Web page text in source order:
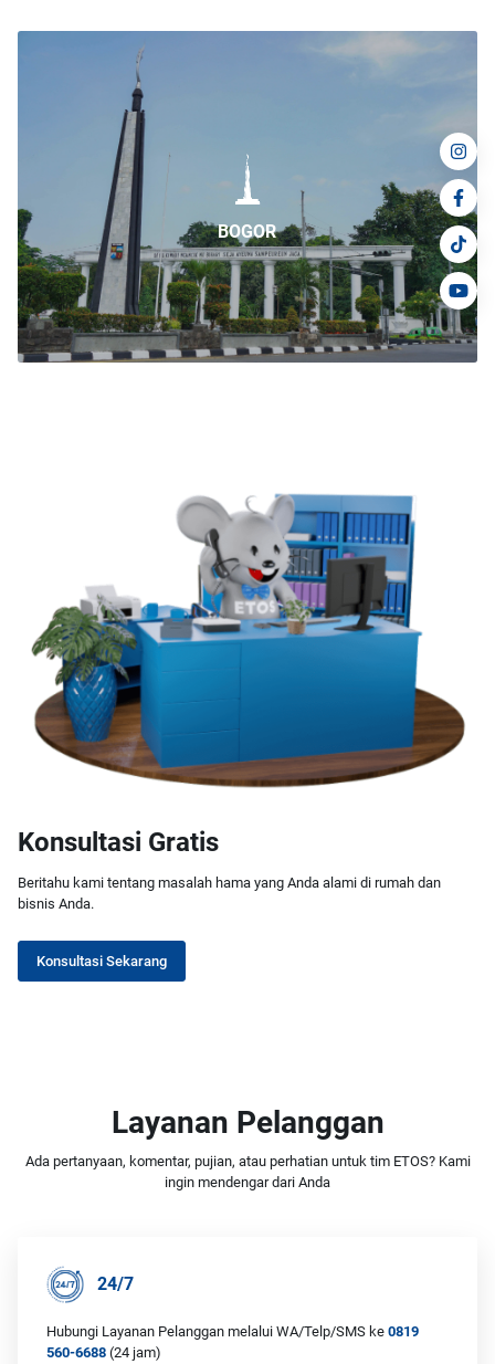
BOGOR
Konsultasi Gratis
Beritahu kami tentang masalah hama yang Anda alami di rumah dan
bisnis Anda.
Konsultasi Sekarang
Layanan Pelanggan
Ada pertanyaan, komentar, pujian, atau perhatian untuk tim ETOS? Kami
ingin mendengar dari Anda
24/7
Hubungi Layanan Pelanggan melalui WA/Telp/SMS ke 0819
560-6688 (24 jam)